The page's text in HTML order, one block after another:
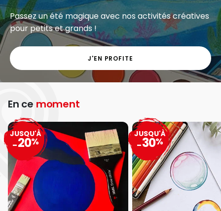
Passez un été magique avec nos activités créatives
pour petits et grands !
J'EN PROFITE
En ce moment
JUSQU'À
-20%
JUSQU'À
-30%